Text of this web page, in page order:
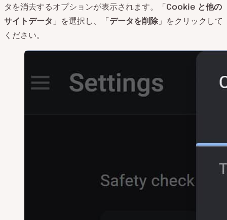
タを消去するオプションが表示されます。「Cookie と他の
サイトデータ 」を選択し、「データを削除 」をクリックして
ください。